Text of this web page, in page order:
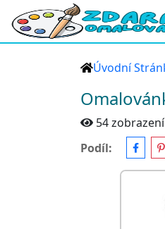
Úvodní
54 zobrazení
Podíl: